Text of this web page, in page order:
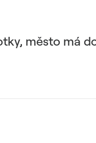
město má